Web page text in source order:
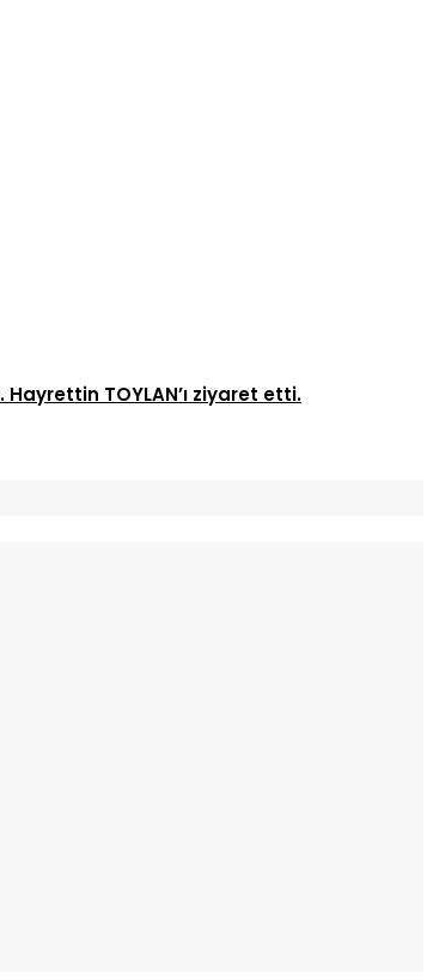
Hayrettin TOYLAN’ı ziyaret etti.